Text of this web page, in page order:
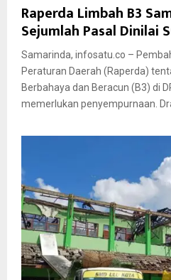
Raperda Limbah B3
Sejumlah Pasal Dinilai
Samarinda, infosatu.co –
Peraturan Daerah (Raperda)
Berbahaya dan Beracun (B3) di
memerlukan penyempurnaan.